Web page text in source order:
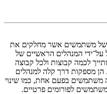
של משתמשים אשר מחלקים את
על־ידי המנהלים הראשיים של
לכמה קבוצות ולכל קבוצה
מספקות דרך קלה למנהלים
משתמשים בפעם אחת, כמו שינוי
לפורומים פרטיים.